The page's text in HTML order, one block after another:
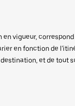
vigueur,
en fonction de
et de tout